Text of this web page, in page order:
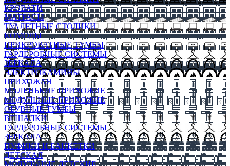
КРОВАТИ
МАТРАСЫ
ТУАЛЕТНЫЕ СТОЛИКИ
КОМОДЫ
ПРИКРОВАТНЫЕ ТУМБЫ
ГАРДЕРОБНЫЕ СИСТЕМЫ
ЗЕРКАЛА
ЭЛЕКТРОКАМИНЫ
ПРИХОЖАЯ
МАЛЕНЬКИЕ ПРИХОЖИЕ
МОДУЛЬНЫЕ ПРИХОЖИЕ
ОБУВНЫЕ ТУМБЫ
ВЕШАЛКИ
ГАРДЕРОБНЫЕ СИСТЕМЫ
ЗЕРКАЛА
ПУФИКИ И БАНКЕТКИ
ДЕТСКАЯ